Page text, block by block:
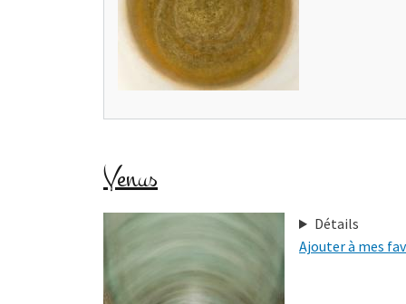
Venus
Détails
Ajouter à mes